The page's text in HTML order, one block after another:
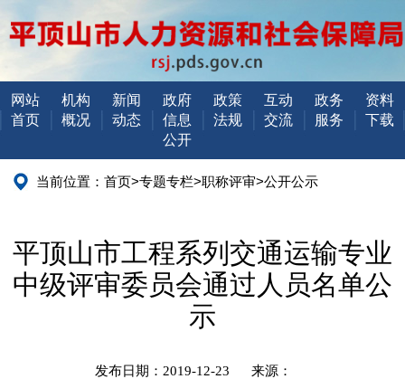
网站
首页
机构
概况
新闻
动态
政府
信息
公开
政策
法规
互动
交流
政务
服务
资料
下载
当前位置： 首页>专题专栏>职称评审>公开公示
平顶山市工程系列交通运输专业
中级评审委员会通过人员名单公
示
发布日期：2019-12-23 来源：